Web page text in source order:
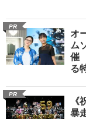
PR
オ
ム
催
る
PR
《
暴